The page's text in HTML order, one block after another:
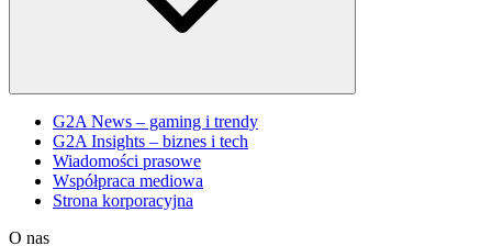
G2A News – gaming i trendy
G2A Insights – biznes i tech
Wiadomości prasowe
Współpraca mediowa
Strona korporacyjna
O nas